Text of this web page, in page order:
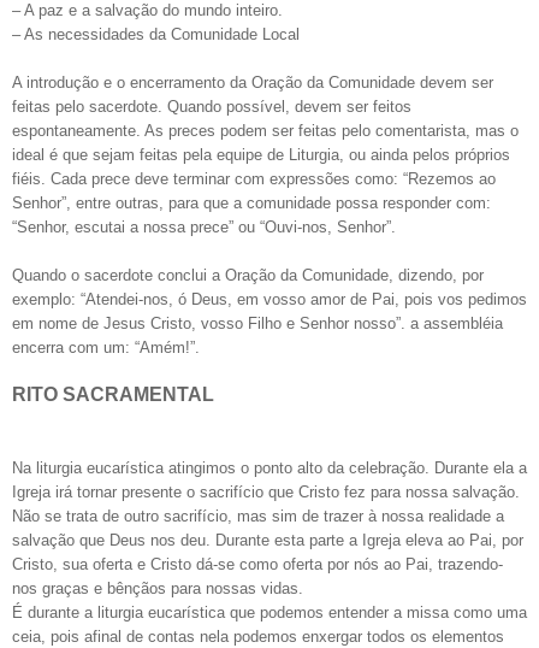
– A paz e a salvação do mundo inteiro.
– As necessidades da Comunidade Local
A introdução e o encerramento da Oração da Comunidade devem ser
feitas pelo sacerdote. Quando possível, devem ser feitos
espontaneamente. As preces podem ser feitas pelo comentarista, mas o
ideal é que sejam feitas pela equipe de Liturgia, ou ainda pelos próprios
fiéis. Cada prece deve terminar com expressões como: “Rezemos ao
Senhor”, entre outras, para que a comunidade possa responder com:
“Senhor, escutai a nossa prece” ou “Ouvi-nos, Senhor”.
Quando o sacerdote conclui a Oração da Comunidade, dizendo, por
exemplo: “Atendei-nos, ó Deus, em vosso amor de Pai, pois vos pedimos
em nome de Jesus Cristo, vosso Filho e Senhor nosso”. a assembléia
encerra com um: “Amém!”.
RITO SACRAMENTAL
Na liturgia eucarística atingimos o ponto alto da celebração. Durante ela a
Igreja irá tornar presente o sacrifício que Cristo fez para nossa salvação.
Não se trata de outro sacrifício, mas sim de trazer à nossa realidade a
salvação que Deus nos deu. Durante esta parte a Igreja eleva ao Pai, por
Cristo, sua oferta e Cristo dá-se como oferta por nós ao Pai, trazendo-
nos graças e bênçãos para nossas vidas.
É durante a liturgia eucarística que podemos entender a missa como uma
ceia, pois afinal de contas nela podemos enxergar todos os elementos